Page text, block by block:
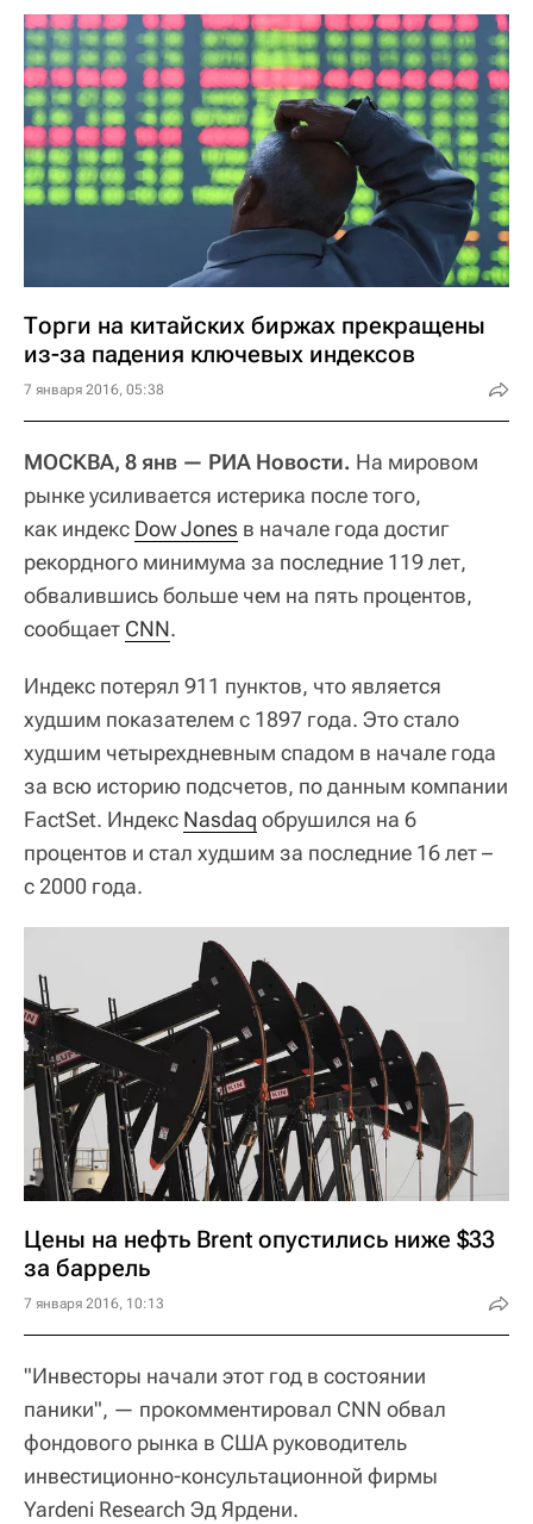
Торги на китайских биржах прекращены
из-за падения ключевых индексов
7 января 2016, 05:38
МОСКВА, 8 янв — РИА Новости. На мировом
рынке усиливается истерика после того,
как индекс Dow Jones в начале года достиг
рекордного минимума за последние 119 лет,
обвалившись больше чем на пять процентов,
сообщает CNN.
Индекс потерял 911 пунктов, что является
худшим показателем с 1897 года. Это стало
худшим четырехдневным спадом в начале года
за всю историю подсчетов, по данным компании
FactSet. Индекс Nasdaq обрушился на 6
процентов и стал худшим за последние 16 лет –
с 2000 года.
Цены на нефть Brent опустились ниже $33
за баррель
7 января 2016, 10:13
"Инвесторы начали этот год в состоянии
паники", — прокомментировал CNN обвал
фондового рынка в США руководитель
инвестиционно-консультационной фирмы
Yardeni Research Эд Ярдени.